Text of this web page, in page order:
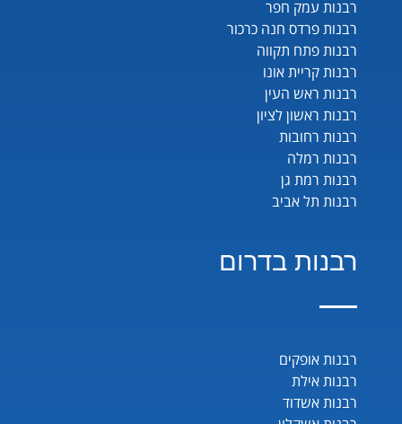
רבנות עמק חפר
רבנות פרדס חנה כרכור
רבנות פתח תקווה
רבנות קריית אונו
רבנות ראש העין
רבנות ראשון לציון
רבנות רחובות
רבנות רמלה
רבנות רמת גן
רבנות תל אביב
רבנות בדרום
רבנות אופקים
רבנות אילת
רבנות אשדוד